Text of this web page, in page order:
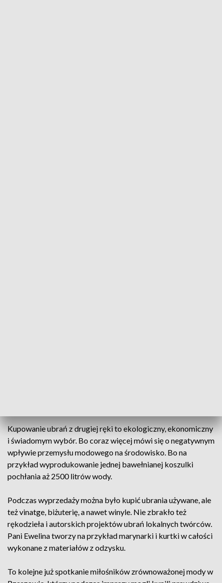
Kupowanie ubrań z drugiej ręki to ekologiczny, ekonomiczny
i świadomym wybór. Bo coraz więcej mówi się o negatywnym
wpływie przemysłu modowego na środowisko. Bo na
przykład wyprodukowanie jednej bawełnianej koszulki
pochłania aż 2500 litrów wody.
Podczas wyprzedaży można było kupić ubrania używane, ale
też vinatge, biżuterię, a nawet winyle. Nie zbrakło też
rękodzieła i autorskich projektów ubrań lokalnych twórców.
Pani Ewelina tworzy na przykład marynarki i kurtki w całości
wykonane z materiałów z odzysku.
To kolejne już spotkanie miłośników zrównoważonej mody w